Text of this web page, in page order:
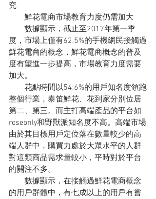
究
鮮花電商市場教育力度仍需加大
數據顯示，截止至2017年第一季
度，市場上僅有62.5%的手機網民接觸過
鮮花電商的概念，鮮花電商概念的普及
度有望進一步提高，市場教育力度需要
加大。
花點時間以54.6%的用戶知名度領跑
整個行業，泰笛鮮花、花到家分別位居
第二、第三。而主打高端產品的平台如
roseonly和野獸派知名度不高。高端市場
由於其目標用戶定位落在數量較少的高
端人群中，購買力處於大眾水平的人群
對這類商品需求量較小，平時對於平台
的關注不多。
數據顯示，在接觸過鮮花電商概念
的用戶群體中，有七成以上的用戶有嘗